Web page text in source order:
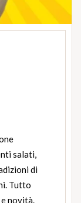
salati,
di
Tutto
novità.